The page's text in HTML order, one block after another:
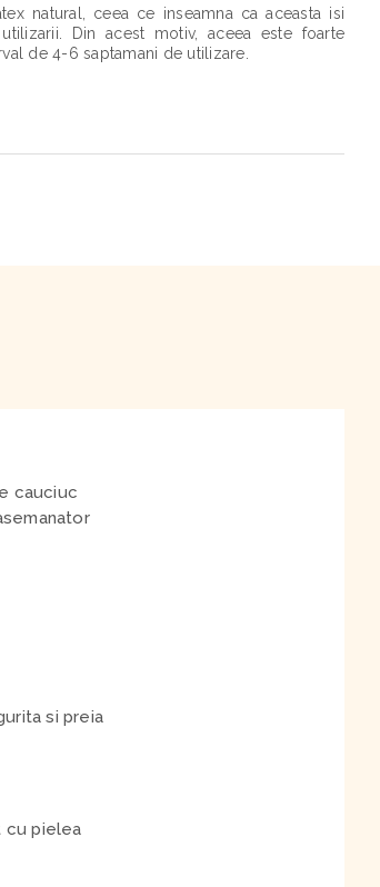
natural, ceea ce inseamna ca aceasta isi
Din acest motiv, aceea este foarte
de 4-6 saptamani de utilizare.
cauciuc
si preia
cu pielea